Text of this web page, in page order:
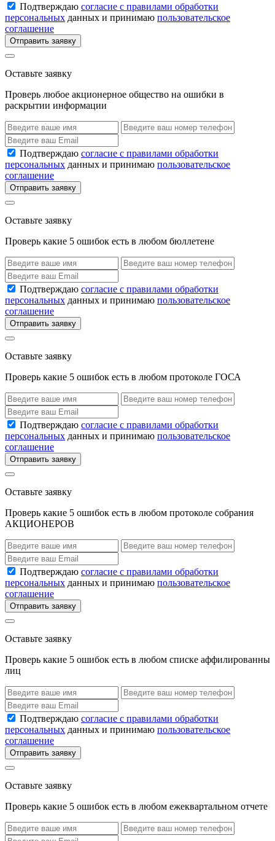
Подтверждаю согласие с правилами обработки
персональных данных и принимаю пользовательское
соглашение
Отправить заявку
Оставьте заявку
Проверь любое акционерное общество на ошибки в
раскрытии информации
Подтверждаю согласие с правилами обработки
персональных данных и принимаю пользовательское
соглашение
Отправить заявку
Оставьте заявку
Проверь какие 5 ошибок есть в любом бюллетене
Подтверждаю согласие с правилами обработки
персональных данных и принимаю пользовательское
соглашение
Отправить заявку
Оставьте заявку
Проверь какие 5 ошибок есть в любом протоколе ГОСА
Подтверждаю согласие с правилами обработки
персональных данных и принимаю пользовательское
соглашение
Отправить заявку
Оставьте заявку
Проверь какие 5 ошибок есть в любом протоколе собрания
АКЦИОНЕРОВ
Подтверждаю согласие с правилами обработки
персональных данных и принимаю пользовательское
соглашение
Отправить заявку
Оставьте заявку
Проверь какие 5 ошибок есть в любом списке аффилированны
лиц
Подтверждаю согласие с правилами обработки
персональных данных и принимаю пользовательское
соглашение
Отправить заявку
Оставьте заявку
Проверь какие 5 ошибок есть в любом ежеквартальном отчете